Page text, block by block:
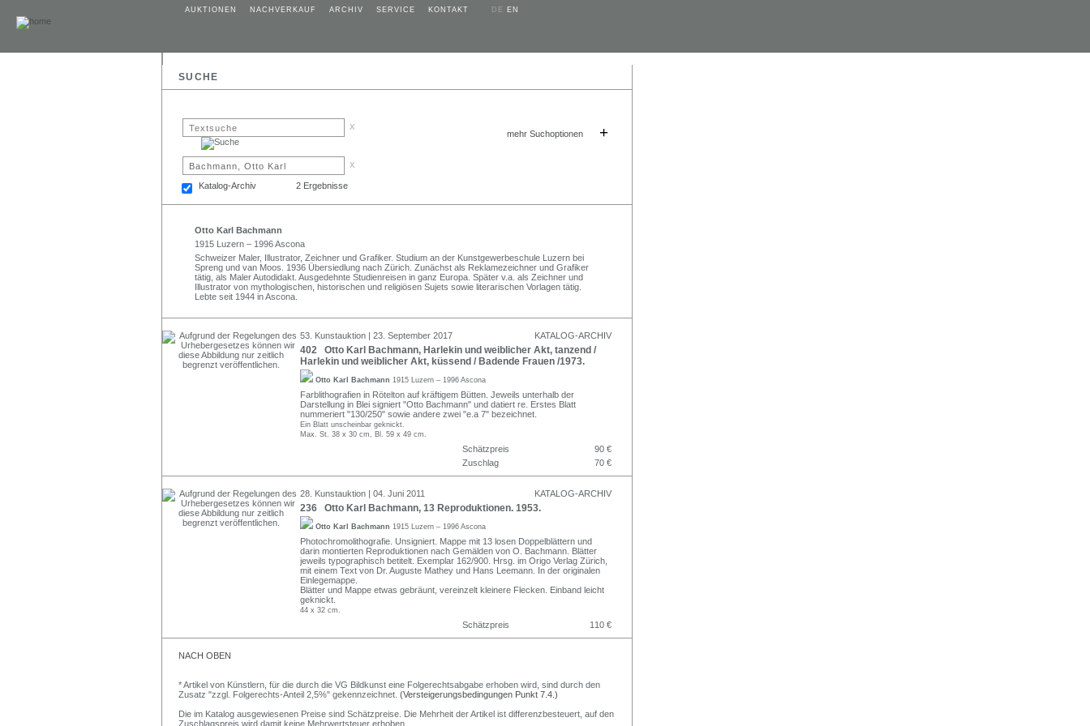
AUKTIONEN NACHVERKAUF ARCHIV SERVICE KONTAKT DE EN
SUCHE
x
mehr Suchoptionen +
x
Katalog-Archiv 2 Ergebnisse
Otto Karl Bachmann
1915 Luzern – 1996 Ascona
Schweizer Maler, Illustrator, Zeichner und Grafiker. Studium an der Kunstgewerbeschule Luzern bei
Spreng und van Moos. 1936 Übersiedlung nach Zürich. Zunächst als Reklamezeichner und Grafiker
tätig, als Maler Autodidakt. Ausgedehnte Studienreisen in ganz Europa. Später v.a. als Zeichner und
Illustrator von mythologischen, historischen und religiösen Sujets sowie literarischen Vorlagen tätig.
Lebte seit 1944 in Ascona.
53. Kunstauktion | 23. September 2017 KATALOG-ARCHIV
402 Otto Karl Bachmann, Harlekin und weiblicher Akt, tanzend /
Harlekin und weiblicher Akt, küssend / Badende Frauen /1973.
Otto Karl Bachmann 1915 Luzern – 1996 Ascona
Farblithografien in Rötelton auf kräftigem Bütten. Jeweils unterhalb der
Darstellung in Blei signiert "Otto Bachmann" und datiert re. Erstes Blatt
nummeriert "130/250" sowie andere zwei "e.a 7" bezeichnet.
Ein Blatt unscheinbar geknickt.
Max. St. 38 x 30 cm, Bl. 59 x 49 cm.
Schätzpreis
90 €
Zuschlag
70 €
28. Kunstauktion | 04. Juni 2011 KATALOG-ARCHIV
236 Otto Karl Bachmann, 13 Reproduktionen. 1953.
Otto Karl Bachmann 1915 Luzern – 1996 Ascona
Photochromolithografie. Unsigniert. Mappe mit 13 losen Doppelblättern und
darin montierten Reproduktionen nach Gemälden von O. Bachmann. Blätter
jeweils typographisch betitelt. Exemplar 162/900. Hrsg. im Origo Verlag Zürich,
mit einem Text von Dr. Auguste Mathey und Hans Leemann. In der originalen
Einlegemappe.
Blätter und Mappe etwas gebräunt, vereinzelt kleinere Flecken. Einband leicht
geknickt.
44 x 32 cm.
Schätzpreis 110 €
NACH OBEN
* Artikel von Künstlern, für die durch die VG Bildkunst eine Folgerechtsabgabe erhoben wird, sind durch den
Zusatz "zzgl. Folgerechts-Anteil 2,5%" gekennzeichnet. (Versteigerungsbedingungen Punkt 7.4.)
Die im Katalog ausgewiesenen Preise sind Schätzpreise. Die Mehrheit der Artikel ist differenzbesteuert, auf den
Zuschlagspreis wird damit keine Mehrwertsteuer erhoben.